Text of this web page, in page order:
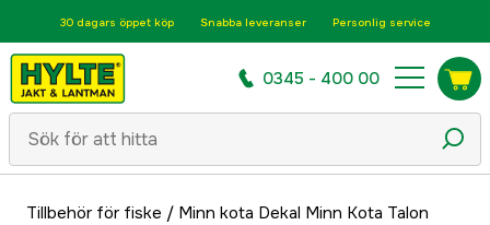
30 dagars öppet köp Snabba leveranser Personlig service
0345 - 400 00
Tillbehör för fiske / Minn kota Dekal Minn Kota Talon